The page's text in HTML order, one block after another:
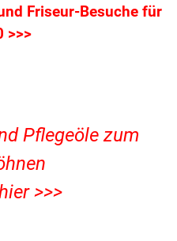
Friseur-Besuche für
>>>
Pflegeöle zum
>>>